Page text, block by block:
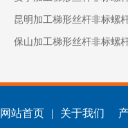
昆明加工梯形丝杆非标螺
保山加工梯形丝杆非标螺
网站首页 | 关于我们